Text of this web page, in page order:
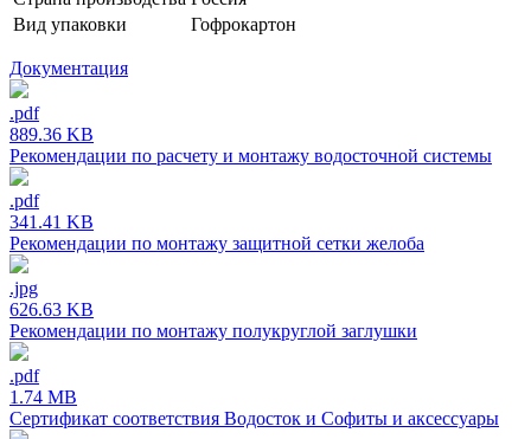
Вид упаковки
Гофрокартон
Документация
.pdf
889.36 KB
Рекомендации по расчету и монтажу водосточной системы
.pdf
341.41 KB
Рекомендации по монтажу защитной сетки желоба
.jpg
626.63 KB
Рекомендации по монтажу полукруглой заглушки
.pdf
1.74 MB
Сертификат соответствия Водосток и Софиты и аксессуары